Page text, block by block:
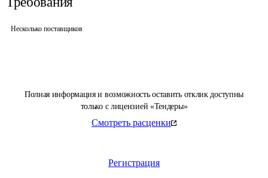
Полная информация и возможность оставить отклик доступны
только с лицензией «Тендеры»
Смотреть расценки
Регистрация
Несколько поставщиков